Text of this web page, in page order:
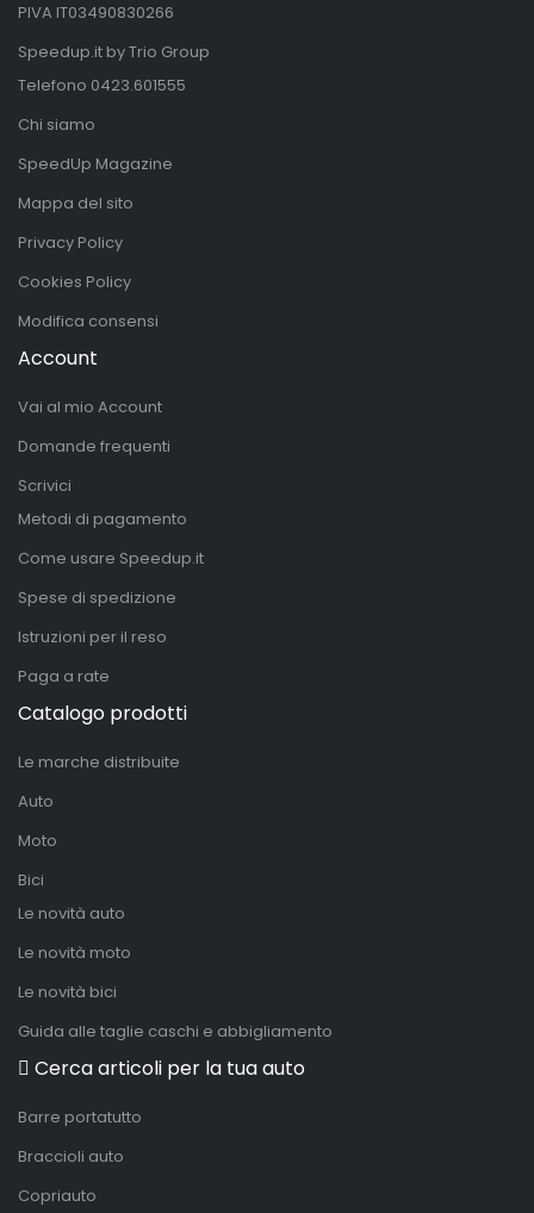
PIVA IT03490830266
Speedup.it by Trio Group
Telefono 0423.601555
Chi siamo
SpeedUp Magazine
Mappa del sito
Privacy Policy
Cookies Policy
Modifica consensi
Account
Vai al mio Account
Domande frequenti
Scrivici
Metodi di pagamento
Come usare Speedup.it
Spese di spedizione
Istruzioni per il reso
Paga a rate
Catalogo prodotti
Le marche distribuite
Auto
Moto
Bici
Le novità auto
Le novità moto
Le novità bici
Guida alle taglie caschi e abbigliamento
Cerca articoli per la tua auto
Barre portatutto
Braccioli auto
Copriauto